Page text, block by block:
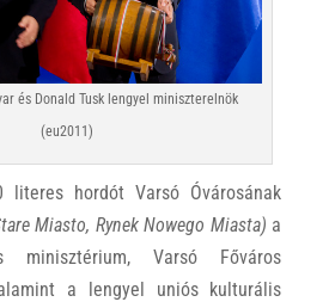
és Donald Tusk lengyel miniszterelnök
(eu2011)
literes hordót Varsó Óvárosának
Miasto, Rynek Nowego Miasta) a
minisztérium, Varsó Főváros
a lengyel uniós kulturális